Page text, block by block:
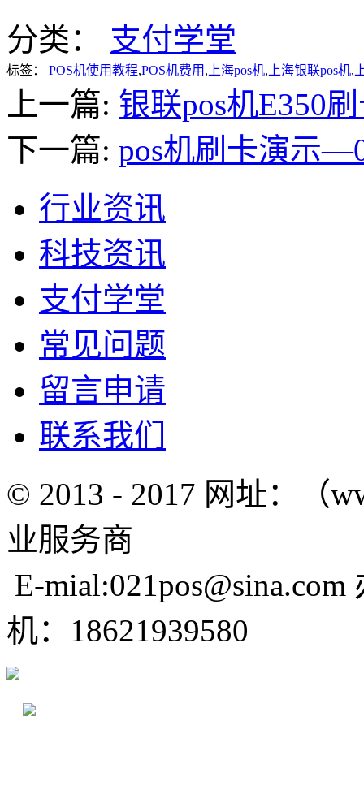
分类： 支付学堂
标签： POS机使用教程,POS机费用 , 上海pos机, 上海银联pos机,
上一篇: 银联pos机E350
下一篇: pos机刷卡演示
行业资讯
科技资讯
支付学堂
常见问题
留言申请
联系我们
© 2013 - 2017 网址：（
业服务商
E-mial:021pos@sina.com
机：18621939580